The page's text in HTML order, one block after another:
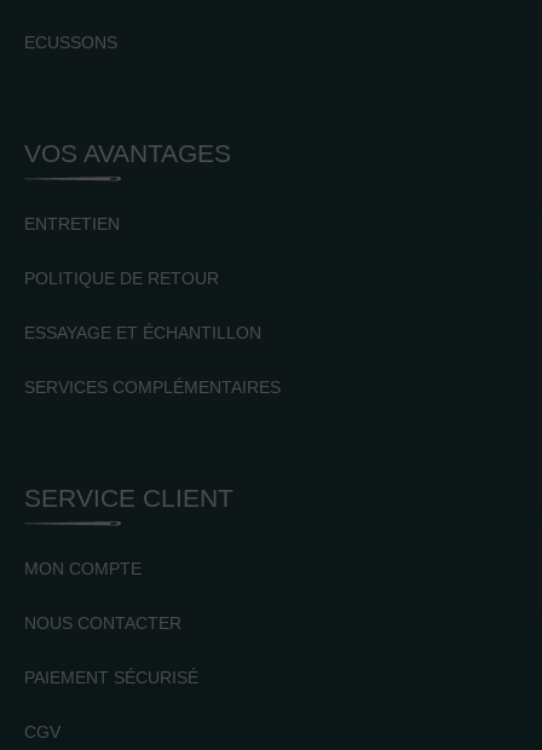
ECUSSONS
VOS AVANTAGES
ENTRETIEN
POLITIQUE DE RETOUR
ESSAYAGE ET ÉCHANTILLON
SERVICES COMPLÉMENTAIRES
SERVICE CLIENT
MON COMPTE
NOUS CONTACTER
PAIEMENT SÉCURISÉ
CGV